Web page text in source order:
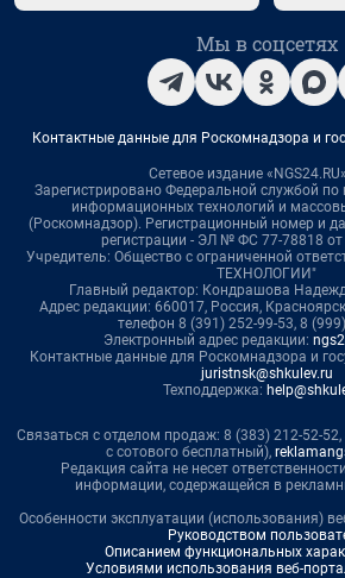
Мы в соцсетях
Контактные данные для Роскомнадзора и
Сетевое издание
Зарегистрировано Федеральной службой по
информационных технологий и
(Роскомнадзор). Регистрационный номер и
регистрации - ЭЛ № ФС 77-78818 от
Учредитель: Общество с ограниченной
ТЕХНОЛОГИИ"
Главный редактор: Кондрашова
Адрес редакции: 660017, Россия,
телефон 8 (391) 252-99-53, 8
Электронный адрес редакции:
Контактные данные для Роскомнадзора и
juristnsk@shkulev.ru
Техподдержка:
Связаться с отделом продаж: 8 (383) 212-52-
с сотового бесплатный),
Редакция сайта не несет
информации, содержащейся в
Особенности эксплуатации (использования)
Руководством
Описанием функциональных
Условиями использования веб-